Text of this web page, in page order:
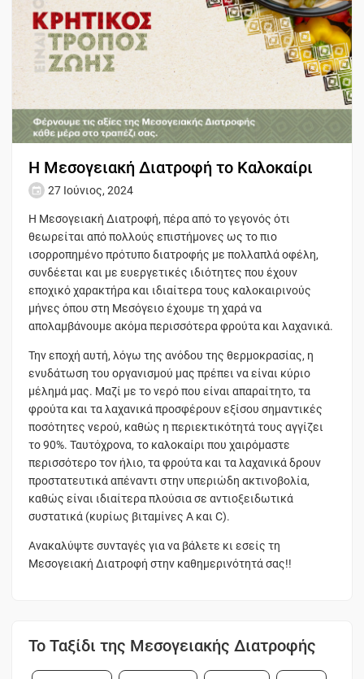
Η Μεσογειακή Διατροφή το Καλοκαίρι
27 Ιούνιος, 2024
Η Μεσογειακή Διατροφή, πέρα από το γεγονός ότι
θεωρείται από πολλούς επιστήμονες ως το πιο
ισορροπημένο πρότυπο διατροφής με πολλαπλά οφέλη,
συνδέεται και με ευεργετικές ιδιότητες που έχουν
εποχικό χαρακτήρα και ιδιαίτερα τους καλοκαιρινούς
μήνες όπου στη Μεσόγειο έχουμε τη χαρά να
απολαμβάνουμε ακόμα περισσότερα φρούτα και λαχανικά.
Την εποχή αυτή, λόγω της ανόδου της θερμοκρασίας, η
ενυδάτωση του οργανισμού μας πρέπει να είναι κύριο
μέλημά μας. Μαζί με το νερό που είναι απαραίτητο, τα
φρούτα και τα λαχανικά προσφέρουν εξίσου σημαντικές
ποσότητες νερού, καθώς η περιεκτικότητά τους αγγίζει
το 90%. Ταυτόχρονα, το καλοκαίρι που χαιρόμαστε
περισσότερο τον ήλιο, τα φρούτα και τα λαχανικά δρουν
προστατευτικά απέναντι στην υπεριώδη ακτινοβολία,
καθώς είναι ιδιαίτερα πλούσια σε αντιοξειδωτικά
συστατικά (κυρίως βιταμίνες A και C).
Ανακαλύψτε συνταγές για να βάλετε κι εσείς τη
Μεσογειακή Διατροφή στην καθημερινότητά σας!!
Το Ταξίδι της Μεσογειακής Διατροφής